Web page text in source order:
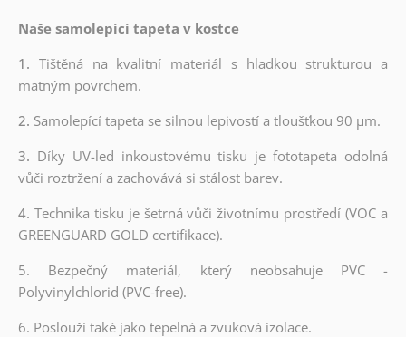
Naše samolepící tapeta v kostce
1. Tištěná na kvalitní materiál s hladkou strukturou a
matným povrchem.
2. Samolepící tapeta se silnou lepivostí a tloušťkou 90 µm.
3. Díky UV-led inkoustovému tisku je fototapeta odolná
vůči roztržení a zachovává si stálost barev.
4. Technika tisku je šetrná vůči životnímu prostředí (VOC a
GREENGUARD GOLD certifikace).
5. Bezpečný materiál, který neobsahuje PVC -
Polyvinylchlorid (PVC-free).
6. Poslouží také jako tepelná a zvuková izolace.